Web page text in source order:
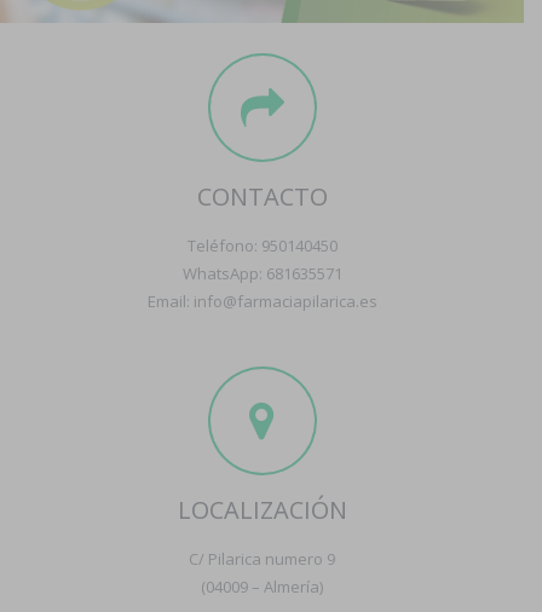
Boletín
CONTACTO
Teléfono: 950140450
WhatsApp: 681635571
Email: info@farmaciapilarica.es
LOCALIZACIÓN
C/ Pilarica numero 9
(04009 – Almería)